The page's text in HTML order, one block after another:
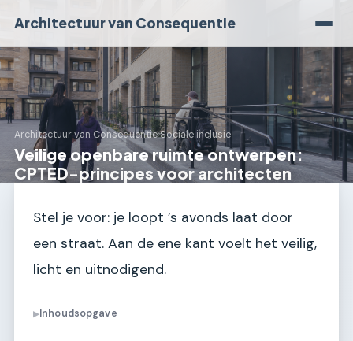
Architectuur van Consequentie
Architectuur van Consequentie›Sociale inclusie
Veilige openbare ruimte ontwerpen:
CPTED-principes voor architecten
Stel je voor: je loopt ’s avonds laat door
een straat. Aan de ene kant voelt het veilig,
licht en uitnodigend.
▶Inhoudsopgave